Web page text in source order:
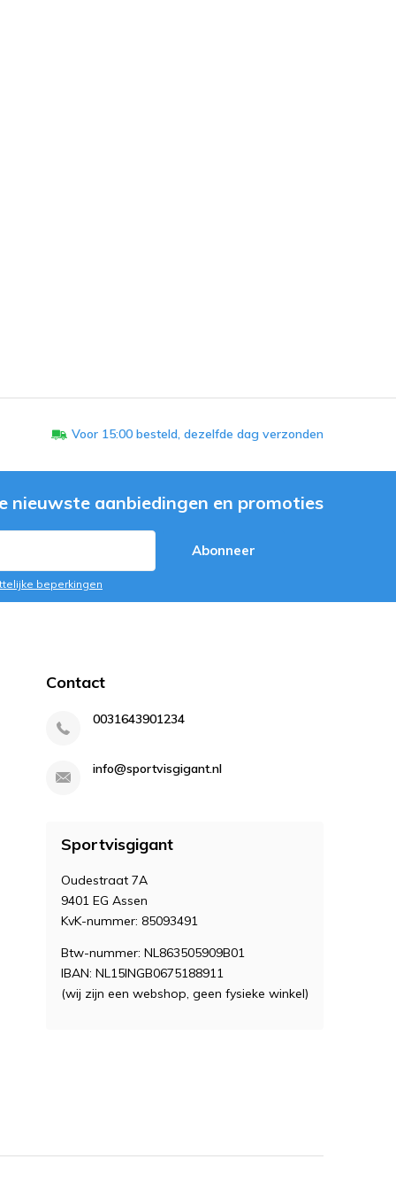
Voor 15:00 besteld, dezelfde dag verzonden
nieuwste aanbiedingen en promoties
Abonneer
beperkingen
Contact
0031643901234
info@sportvisgigant.nl
Sportvisgigant
Oudestraat 7A
9401 EG Assen
KvK-nummer: 85093491
Btw-nummer: NL863505909B01
IBAN: NL15INGB0675188911
(wij zijn een webshop, geen fysieke winkel)